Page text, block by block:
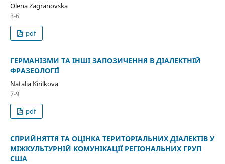
Olena Zagranovska
3-6
pdf
ГЕРМАНІЗМИ ТА ІНШІ ЗАПОЗИЧЕННЯ В ДІАЛЕКТНІЙ
ФРАЗЕОЛОГІЇ
Natalia Kirilkova
7-9
pdf
СПРИЙНЯТТЯ ТА ОЦІНКА ТЕРИТОРІАЛЬНИХ ДІАЛЕКТІВ У
МІЖКУЛЬТУРНІЙ КОМУНІКАЦІЇ РЕГІОНАЛЬНИХ ГРУП
США